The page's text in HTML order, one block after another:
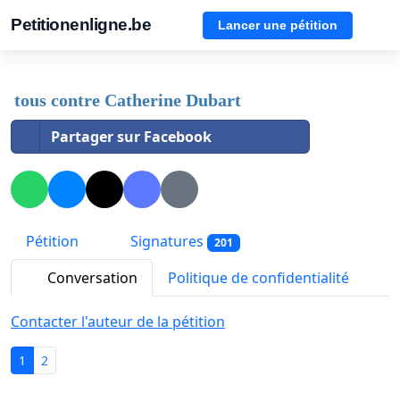
Petitionenligne.be Lancer une pétition
tous contre Catherine Dubart
Partager sur Facebook
Pétition Signatures 201
Conversation Politique de confidentialité
Contacter l'auteur de la pétition
1 2